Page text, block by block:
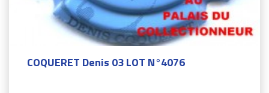
COQUERET Denis 03 LOT N°4076